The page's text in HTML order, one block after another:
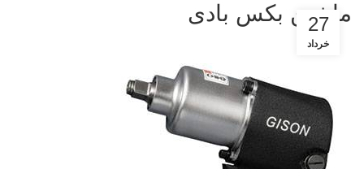
ماشین بکس بادی
27
خرداد